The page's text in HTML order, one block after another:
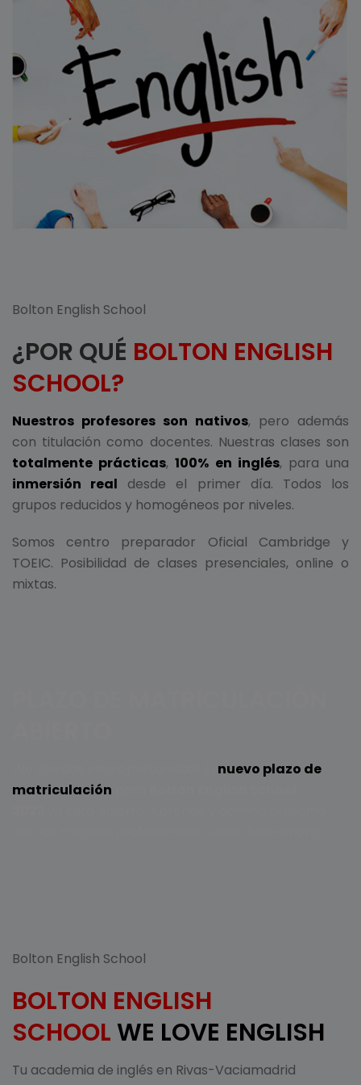
Bolton English School
¿POR QUÉ BOLTON ENGLISH
SCHOOL?
Nuestros profesores son nativos, pero además
con titulación como docentes. Nuestras clases son
totalmente prácticas,100% en inglés, para una
inmersión real desde el primer día. Todos los
grupos reducidos y homogéneos por niveles.
Somos centro preparador Oficial Cambridge y
TOEIC. Posibilidad de clases presenciales, online o
mixtas.
nuevo plazo de
matriculación
Bolton English School
BOLTON ENGLISH
SCHOOLWE LOVE ENGLISH
Tu academia de inglés en Rivas-Vaciamadrid